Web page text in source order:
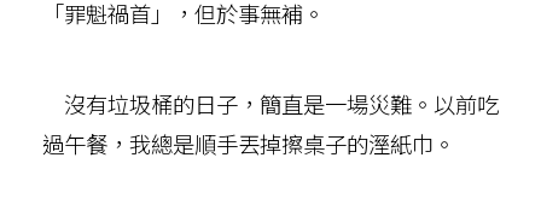
「罪魁禍首」，但於事無補。
沒有垃圾桶的日子，簡直是一場災難。以前吃
過午餐，我總是順手丟掉擦桌子的溼紙巾。